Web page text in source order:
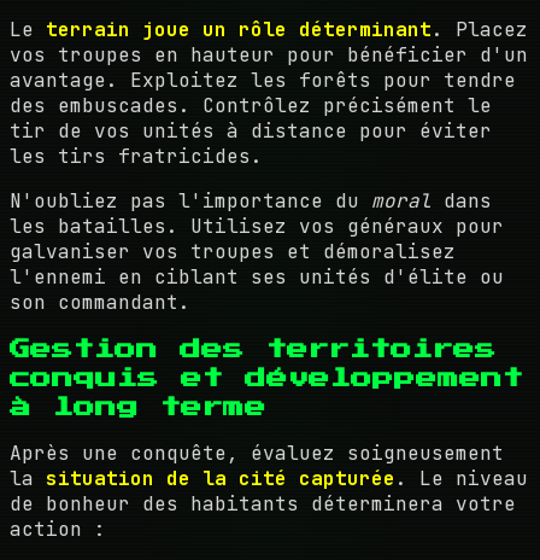
Le terrain joue un rôle déterminant. Placez
vos troupes en hauteur pour bénéficier d'un
avantage. Exploitez les forêts pour tendre
des embuscades. Contrôlez précisément le
tir de vos unités à distance pour éviter
les tirs fratricides.
N'oubliez pas l'importance du moral dans
les batailles. Utilisez vos généraux pour
galvaniser vos troupes et démoralisez
l'ennemi en ciblant ses unités d'élite ou
son commandant.
Gestion des territoires
conquis et développement
à long terme
Après une conquête, évaluez soigneusement
la situation de la cité capturée . Le niveau
de bonheur des habitants déterminera votre
action :